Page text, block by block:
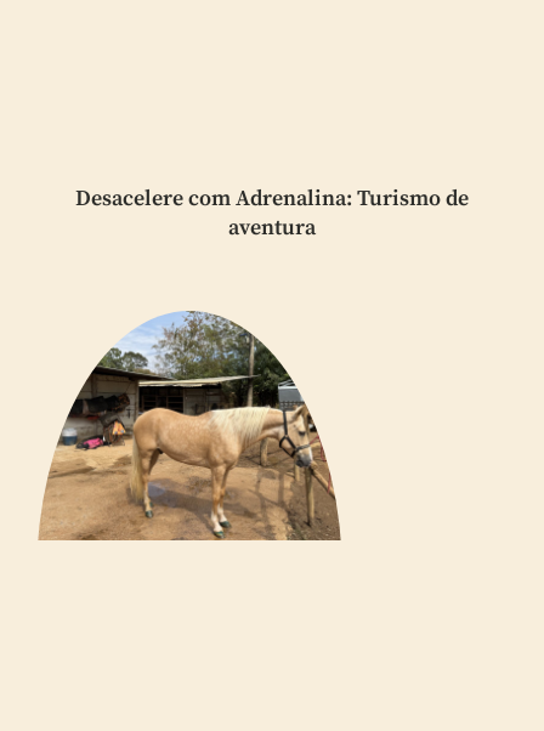
Desacelere com Adrenalina: Turismo de
aventura